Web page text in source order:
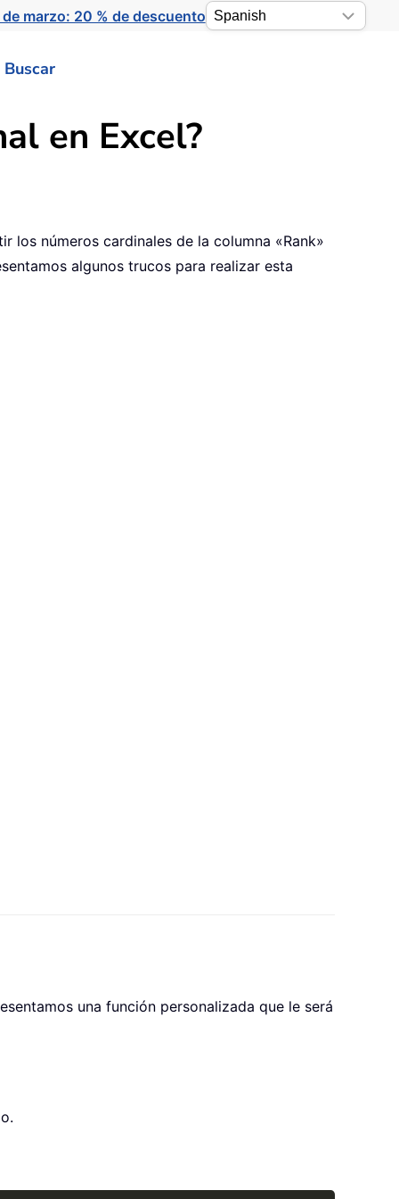
marzo: 20 % de descuento
Buscar
en Excel?
los números cardinales de la columna «Rank»
algunos trucos para realizar esta
una función personalizada que le será